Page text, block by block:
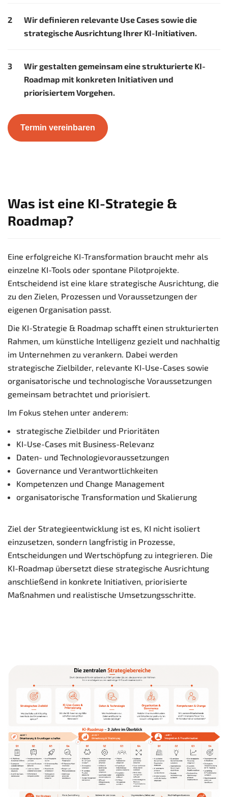
Wir definieren relevante Use Cases sowie die
strategische Ausrichtung Ihrer KI-Initiativen.
Wir gestalten gemeinsam eine strukturierte KI-
Roadmap mit konkreten Initiativen und
priorisiertem Vorgehen.
Termin vereinbaren
Was ist eine KI-Strategie &
Roadmap?
Eine erfolgreiche KI-Transformation braucht mehr als
einzelne KI-Tools oder spontane Pilotprojekte.
Entscheidend ist eine klare strategische Ausrichtung, die
zu den Zielen, Prozessen und Voraussetzungen der
eigenen Organisation passt.
Die KI-Strategie & Roadmap schafft einen strukturierten
Rahmen, um künstliche Intelligenz gezielt und nachhaltig
im Unternehmen zu verankern. Dabei werden
strategische Zielbilder, relevante KI-Use-Cases sowie
organisatorische und technologische Voraussetzungen
gemeinsam betrachtet und priorisiert.
Im Fokus stehen unter anderem:
strategische Zielbilder und Prioritäten
KI-Use-Cases mit Business-Relevanz
Daten- und Technologievoraussetzungen
Governance und Verantwortlichkeiten
Kompetenzen und Change Management
organisatorische Transformation und Skalierung
Ziel der Strategieentwicklung ist es, KI nicht isoliert
einzusetzen, sondern langfristig in Prozesse,
Entscheidungen und Wertschöpfung zu integrieren. Die
KI-Roadmap übersetzt diese strategische Ausrichtung
anschließend in konkrete Initiativen, priorisierte
Maßnahmen und realistische Umsetzungsschritte.